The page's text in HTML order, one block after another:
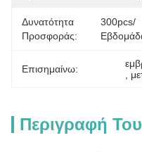
Δυνατότητα
Προσφοράς:
300pcs/
Επισημαίνω:
Περιγραφή